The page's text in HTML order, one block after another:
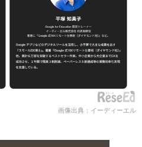
画像出典：イーディーエル